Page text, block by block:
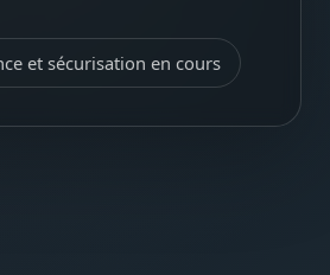
et sécurisation en cours